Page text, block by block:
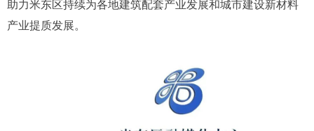
助力米东区持续为各地建筑配套产业发展和城市建设新材料
产业提质发展。